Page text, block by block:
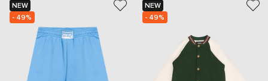
NEW
- 49%
NEW
- 49%